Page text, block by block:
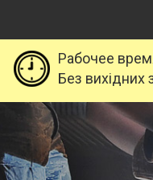
Рабочее
Без вихідних